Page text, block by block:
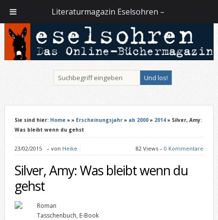
Sie sind hier: Home » » Erscheinungsjahr» ab 2000» 2014» Silver, Amy:
Was bleibt wenn du gehst
23/02/2015 – von Heike 82 Views –0 Kommentare
Silver, Amy: Was bleibt wenn du
gehst
Roman
Tasschenbuch, E-Book
Literaturmagazin Eselsohren –